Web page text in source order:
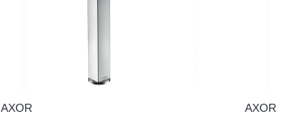
AXOR
AXOR